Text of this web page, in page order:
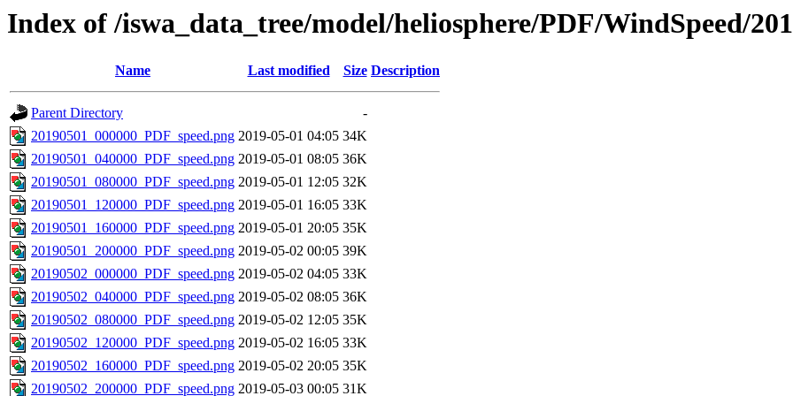
Index of /iswa_data_tree/model/heliosphere/PDF/WindSpeed/
Name Last modified Size Description
Parent Directory
-
20190501_000000_PDF_speed.png 2019-05-01 04:05 34K
20190501_040000_PDF_speed.png 2019-05-01 08:05 36K
20190501_080000_PDF_speed.png 2019-05-01 12:05 32K
20190501_120000_PDF_speed.png 2019-05-01 16:05 33K
20190501_160000_PDF_speed.png 2019-05-01 20:05 35K
20190501_200000_PDF_speed.png 2019-05-02 00:05 39K
20190502_000000_PDF_speed.png 2019-05-02 04:05 33K
20190502_040000_PDF_speed.png 2019-05-02 08:05 36K
20190502_080000_PDF_speed.png 2019-05-02 12:05 35K
20190502_120000_PDF_speed.png 2019-05-02 16:05 33K
20190502_160000_PDF_speed.png 2019-05-02 20:05 35K
20190502_200000_PDF_speed.png 2019-05-03 00:05 31K